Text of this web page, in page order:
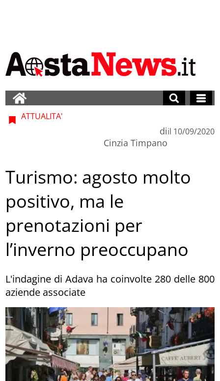
ATTUALITA'
di
Cinzia Timpano
il 10/09/2020
Turismo: agosto molto
positivo, ma le
prenotazioni per
l’inverno preoccupano
L'indagine di Adava ha coinvolte 280 delle 800
aziende associate